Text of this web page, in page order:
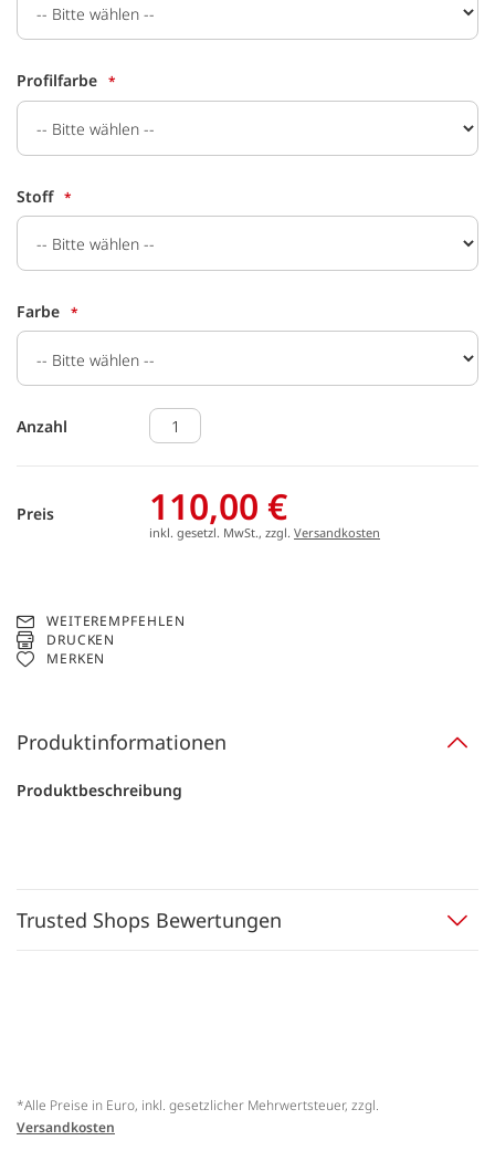
Profilfarbe
Stoff
Farbe
Anzahl
Preis 110,00 €
inkl. gesetzl. MwSt., zzgl. Versandkosten
WEITEREMPFEHLEN
DRUCKEN
MERKEN
Produktinformationen
Produktbeschreibung
Trusted Shops Bewertungen
*Alle Preise in Euro, inkl. gesetzlicher Mehrwertsteuer, zzgl.
Versandkosten